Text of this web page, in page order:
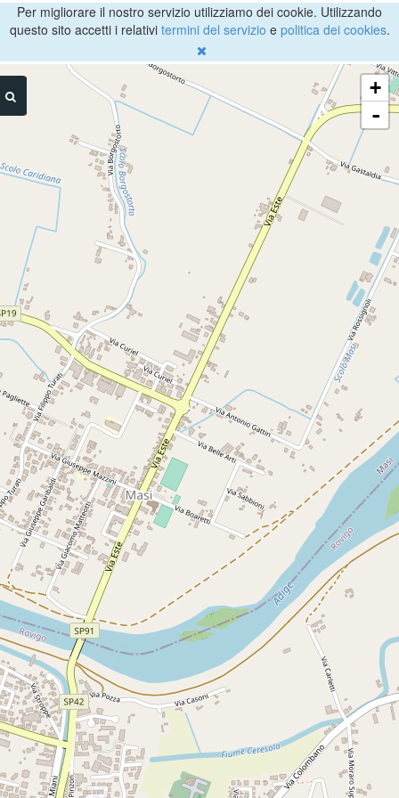
Per migliorare il nostro servizio utilizziamo dei cookie. Utilizzando
questo sito accetti i relativi termini del servizio e politica dei cookies.
+
-